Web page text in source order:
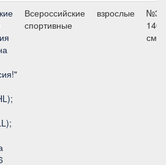
Всероссийские
спортивные
взрослые
№3,
140
см